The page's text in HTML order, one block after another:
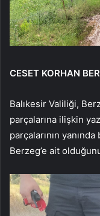
CESET KORHAN
Balıkesir Valiliği,
parçalarına ilişkin
parçalarının
Berzeg’e ait